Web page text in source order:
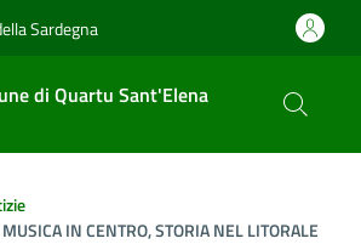
Sardegna
di Quartu Sant'Elena
IN CENTRO, STORIA NEL LITORALE